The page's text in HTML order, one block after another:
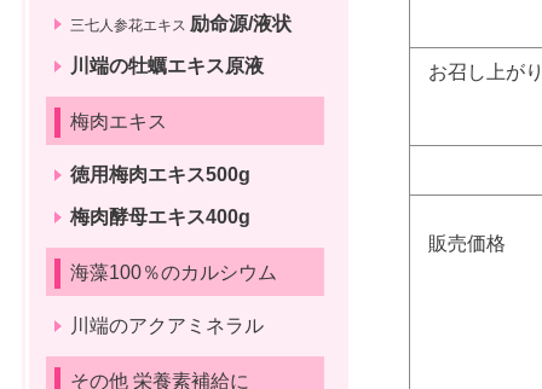
お召し上が
販売価格
三七人参花エキス 励命源/液状
川端の牡蠣エキス原液
梅肉エキス
徳用梅肉エキス500g
梅肉酵母エキス400g
海藻100％のカルシウム
川端のアクアミネラル
その他 栄養素補給に